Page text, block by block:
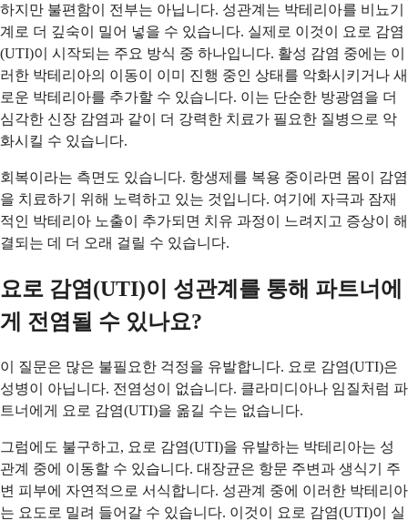
하지만 불편함이 전부는 아닙니다. 성관계는 박테리아를 비뇨기
계로 더 깊숙이 밀어 넣을 수 있습니다. 실제로 이것이 요로 감염
(UTI)이 시작되는 주요 방식 중 하나입니다. 활성 감염 중에는 이
러한 박테리아의 이동이 이미 진행 중인 상태를 악화시키거나 새
로운 박테리아를 추가할 수 있습니다. 이는 단순한 방광염을 더
심각한 신장 감염과 같이 더 강력한 치료가 필요한 질병으로 악
화시킬 수 있습니다.
회복이라는 측면도 있습니다. 항생제를 복용 중이라면 몸이 감염
을 치료하기 위해 노력하고 있는 것입니다. 여기에 자극과 잠재
적인 박테리아 노출이 추가되면 치유 과정이 느려지고 증상이 해
결되는 데 더 오래 걸릴 수 있습니다.
요로 감염(UTI)이 성관계를 통해 파트너에
게 전염될 수 있나요?
이 질문은 많은 불필요한 걱정을 유발합니다. 요로 감염(UTI)은
성병이 아닙니다. 전염성이 없습니다. 클라미디아나 임질처럼 파
트너에게 요로 감염(UTI)을 옮길 수는 없습니다.
그럼에도 불구하고, 요로 감염(UTI)을 유발하는 박테리아는 성
관계 중에 이동할 수 있습니다. 대장균은 항문 주변과 생식기 주
변 피부에 자연적으로 서식합니다. 성관계 중에 이러한 박테리아
는 요도로 밀려 들어갈 수 있습니다. 이것이 요로 감염(UTI)이 실